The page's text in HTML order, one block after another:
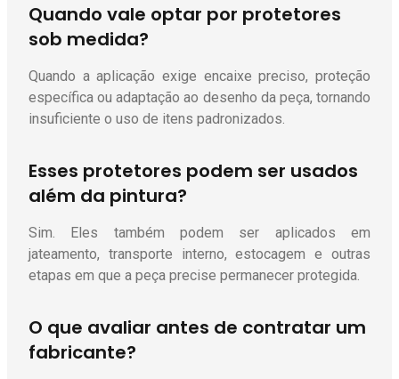
Quando vale optar por protetores
sob medida?
Quando a aplicação exige encaixe preciso, proteção
específica ou adaptação ao desenho da peça, tornando
insuficiente o uso de itens padronizados.
Esses protetores podem ser usados
além da pintura?
Sim. Eles também podem ser aplicados em
jateamento, transporte interno, estocagem e outras
etapas em que a peça precise permanecer protegida.
O que avaliar antes de contratar um
fabricante?